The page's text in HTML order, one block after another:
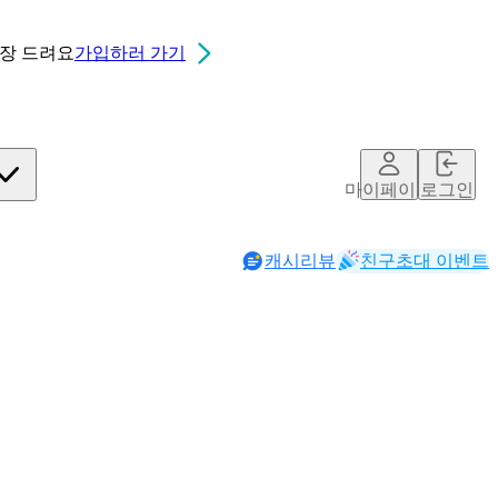
드려요가입하러 가기
마이페이지로그인
캐시리뷰 친구초대 이벤트